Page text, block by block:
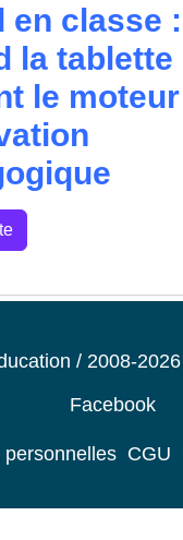
en classe :
la tablette
le
/ 2008-2026
Facebook
personnelles CGU